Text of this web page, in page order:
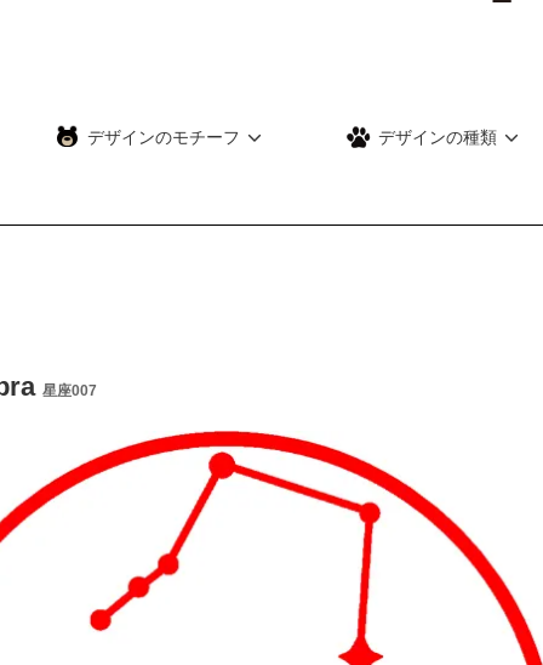
デザインのモチーフ デザインの種類
星座007